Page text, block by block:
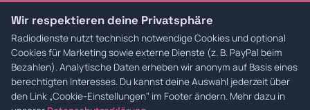
AGB
Cookie-Einstellungen
Krefeld für den Niederrhein
© 2026 Radiodienste. Alle Rechte vorbehalten.·Datenschutz·AGB·
Wir respektieren deine Privatsphäre
Radiodienste nutzt technisch notwendige Cookies und optional
Cookies für Marketing sowie externe Dienste (z. B. PayPal beim
Bezahlen). Analytische Daten erheben wir anonym auf Basis eines
berechtigten Interesses. Du kannst deine Auswahl jederzeit über
den Link „Cookie-Einstellungen" im Footer ändern. Mehr dazu in